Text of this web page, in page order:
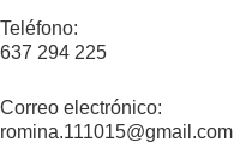
Teléfono:
637 294 225
Correo electrónico:
romina.111015@gmail.com